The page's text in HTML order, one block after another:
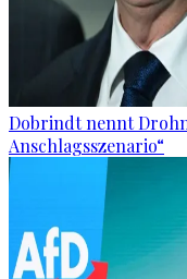
Dobrindt nennt
Anschlagsszenario“